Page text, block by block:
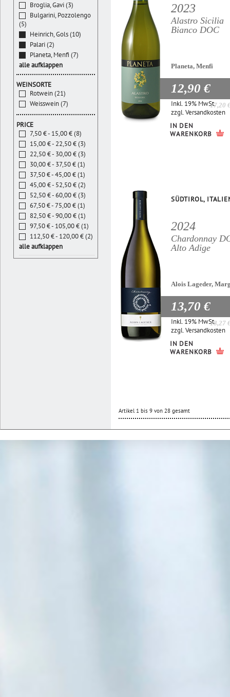
2023
Alastro Sicilia
Bianco DOC
Planeta, Menfi
12,90 €
17,20
Inkl. 19% MwSt.
zzgl.Versandkosten
IN DEN
WARENKORB
SÜDTIROL,
2024
Chardonnay
Alto Adige
Alois Lageder,
13,70 €
18,27
Inkl. 19% MwSt.
zzgl.Versandkosten
IN DEN
WARENKORB
Artikel 1 bis 9 von 28 gesamt
Broglia, Gavi (3)
Bulgarini, Pozzolengo
(5)
Heinrich, Gols (10)
Palari (2)
Planeta, Menfi (7)
alle aufklappen
WEINSORTE
Rotwein (21)
Weisswein (7)
PRICE
7,50 € - 15,00 € (8)
15,00 € - 22,50 € (3)
22,50 € - 30,00 € (3)
30,00 € - 37,50 € (1)
37,50 € - 45,00 € (1)
45,00 € - 52,50 € (2)
52,50 € - 60,00 € (3)
67,50 € - 75,00 € (1)
82,50 € - 90,00 € (1)
97,50 € - 105,00 € (1)
112,50 € - 120,00 € (2)
alle aufklappen